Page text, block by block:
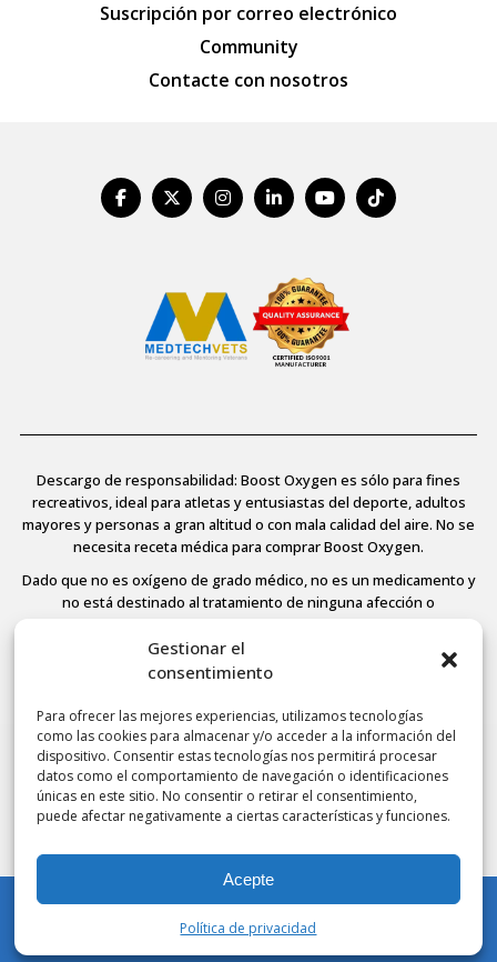
Gestionar el
consentimiento
Para ofrecer las mejores experiencias, utilizamos tecnologías
como las cookies para almacenar y/o acceder a la información del
dispositivo. Consentir estas tecnologías nos permitirá procesar
datos como el comportamiento de navegación o identificaciones
únicas en este sitio. No consentir o retirar el consentimiento,
puede afectar negativamente a ciertas características y funciones.
Acepte
Política de privacidad
Suscripción por correo electrónico
Community
Contacte con nosotros
Descargo de responsabilidad: Boost Oxygen es sólo para fines
recreativos, ideal para atletas y entusiastas del deporte, adultos
mayores y personas a gran altitud o con mala calidad del aire. No se
necesita receta médica para comprar Boost Oxygen.
Dado que no es oxígeno de grado médico, no es un medicamento y
no está destinado al tratamiento de ninguna afección o
tanto, la Agencia no ha evaluado ninguna de las afirmaciones aquí
contenidas. Consulte a su médico si padece alguna enfermedad.
© 2026 Boost Oxygen, LLC. All Rights Reserved.
Terms Of Use
Privacy Policy